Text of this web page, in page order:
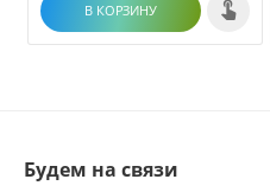
В КОРЗИНУ
Будем на связи